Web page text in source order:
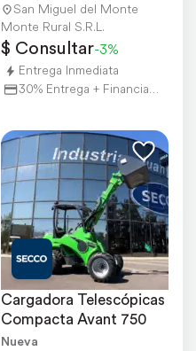
San Miguel del Monte
Monte Rural S.R.L.
$ Consultar-3%
Entrega Inmediata
30% Entrega + Financiación
Cargadora Telescópicas
Compacta Avant 750
Nueva